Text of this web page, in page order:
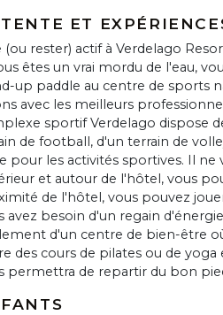
ET
(ou rester) actif à Verdelago
êtes un vrai mordu de l'eau,
up paddle au centre de sports
avec les meilleurs
sportif Verdelago dispose
de football, d'un terrain de
pour les activités sportives. Il
et autour de l'hôtel, vous
de l'hôtel, vous pouvez
avez besoin d'un regain
d'un centre de bien-être
des cours de pilates ou de
permettra de repartir du bon